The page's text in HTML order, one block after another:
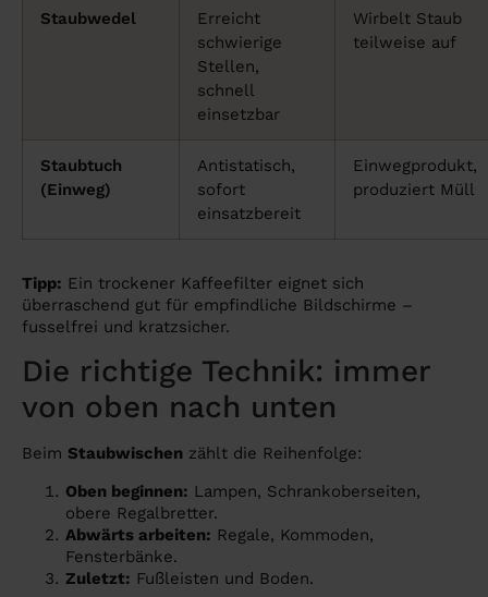
Staubwedel
Erreicht
schwierige
Stellen,
schnell
einsetzbar
Wirbelt Staub
teilweise auf
Staubtuch
(Einweg)
Antistatisch,
sofort
einsatzbereit
Einwegprodukt,
produziert Müll
Tipp: Ein trockener Kaffeefilter eignet sich
überraschend gut für empfindliche Bildschirme –
fusselfrei und kratzsicher.
Die richtige Technik: immer
von oben nach unten
Beim Staubwischen zählt die Reihenfolge:
Oben beginnen: Lampen, Schrankoberseiten,
obere Regalbretter.
Abwärts arbeiten: Regale, Kommoden,
Fensterbänke.
Zuletzt: Fußleisten und Boden.